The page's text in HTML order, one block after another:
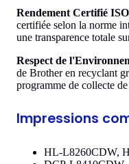
Rendement Certifié
certifiée selon la norme
une transparence totale
Respect de
de Brother en recyclant
programme de collecte
Impressions
HL-L8260CDW,